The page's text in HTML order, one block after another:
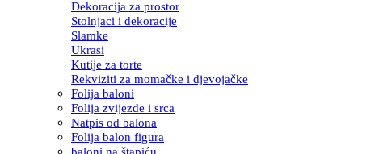
Dekoracija za prostor
Stolnjaci i dekoracije
Slamke
Ukrasi
Kutije za torte
Rekviziti za momačke i djevojačke
Folija baloni
Folija zvijezde i srca
Natpis od balona
Folija balon figura
baloni na štapiću